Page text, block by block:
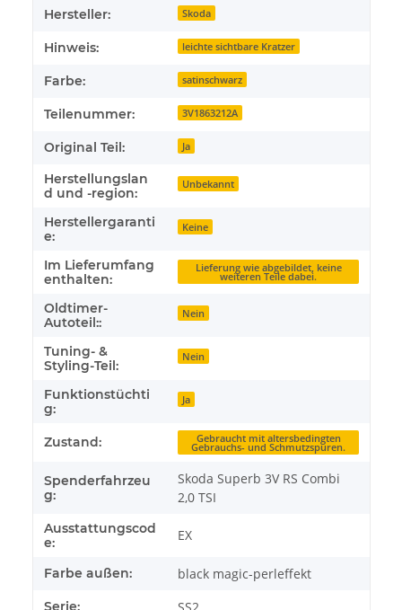
Hersteller: Skoda
Hinweis: leichte sichtbare Kratzer
Farbe: satinschwarz
Teilenummer: 3V1863212A
Original Teil: Ja
Herstellungslan
d und -region:
Unbekannt
Herstellergaranti
e:
Keine
Im Lieferumfang
enthalten:
Lieferung wie abgebildet, keine
weiteren Teile dabei.
Oldtimer-
Autoteil::
Nein
Tuning- &
Styling-Teil:
Nein
Funktionstüchti
g:
Ja
Zustand: Gebraucht mit altersbedingten
Gebrauchs- und Schmutzspuren.
Spenderfahrzeu
g:
Skoda Superb 3V RS Combi
2,0 TSI
Ausstattungscod
e:
EX
Farbe außen: black magic-perleffekt
Serie: